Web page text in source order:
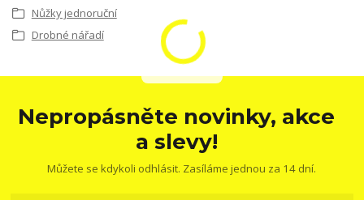
Nůžky jednoruční
Drobné nářadí
Nepropásněte novinky, akce
a slevy!
Můžete se kdykoli odhlásit. Zasíláme jednou za 14 dní.